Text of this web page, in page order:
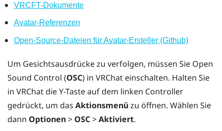
VRCFT-Dokumente
Avatar-Referenzen
Open-Source-Dateien für Avatar-Ersteller (Github)
Um Gesichtsausdrücke zu verfolgen, müssen Sie Open
Sound Control (OSC) in VRChat einschalten. Halten Sie
in VRChatdieY-Taste auf dem linken Controller
gedrückt, um das Aktionsmenüzu öffnen. Wählen Sie
dann Optionen> OSC>Aktiviert.